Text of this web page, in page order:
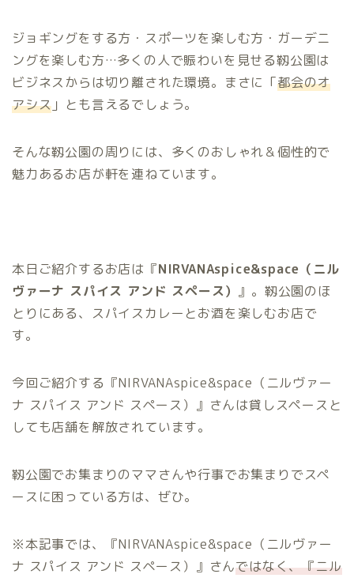
ジョギングをする方・スポーツを楽しむ方・ガーデニ
ングを楽しむ方…多くの人で賑わいを見せる靱公園は
ビジネスからは切り離された環境。まさに「都会のオ
アシス 」とも言えるでしょう。
そんな靱公園の周りには、多くのおしゃれ＆個性的で
魅力あるお店が軒を連ねています。
本日ご紹介するお店は『NIRVANAspice&space（ニル
ヴァーナ スパイス アンド スペース） 』。靱公園のほ
とりにある、スパイスカレーとお酒を楽しむお店で
す。
今回ご紹介する『NIRVANAspice&space（ニルヴァー
ナ スパイス アンド スペース）』さんは貸しスペースと
しても店舗を解放されています。
靱公園でお集まりのママさんや行事でお集まりでスペ
ースに困っている方は、ぜひ。
※本記事では、『NIRVANAspice&space（ニルヴァー
ナ スパイス アンド スペース）』さんではなく、『ニル